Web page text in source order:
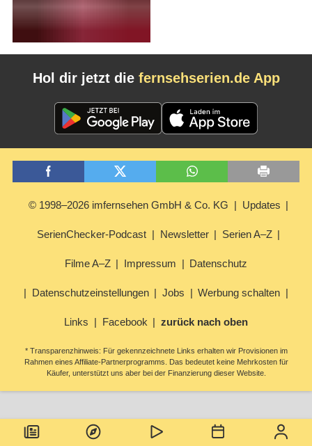
Hol dir jetzt die fernsehserien.de App
© 1998–2026 imfernsehen GmbH & Co. KG Updates
SerienChecker-Podcast Newsletter Serien A–Z
Filme A–Z Impressum Datenschutz
Datenschutzeinstellungen Jobs Werbung schalten
Links Facebook zurück nach oben
* Transparenzhinweis: Für gekennzeichnete Links erhalten wir Provisionen im
Rahmen eines Affiliate-Partnerprogramms. Das bedeutet keine Mehrkosten für
Käufer, unterstützt uns aber bei der Finanzierung dieser Website.